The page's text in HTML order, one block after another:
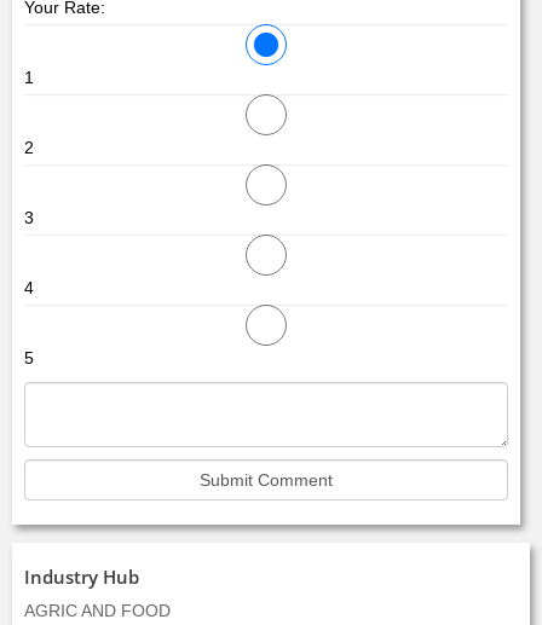
Your Rate:
1
2
3
4
5
Industry Hub
AGRIC AND FOOD